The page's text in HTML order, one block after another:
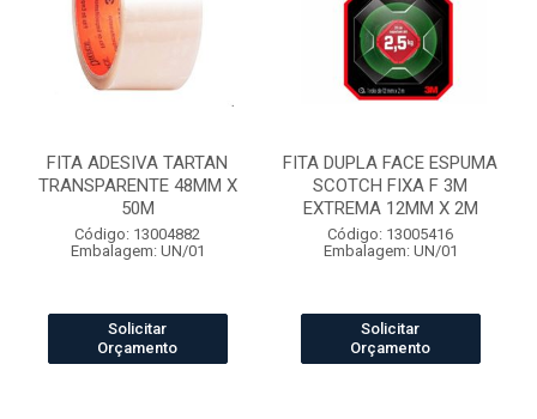
FITA ADESIVA TARTAN
TRANSPARENTE 48MM X
50M
Código: 13004882
Embalagem: UN/01
Solicitar
Orçamento
FITA DUPLA FACE ESPUMA
SCOTCH FIXA F 3M
EXTREMA 12MM X 2M
Código: 13005416
Embalagem: UN/01
Solicitar
Orçamento